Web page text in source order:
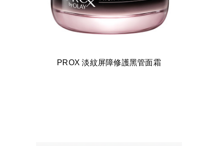
PROX 淡紋屏障修護黑管面霜